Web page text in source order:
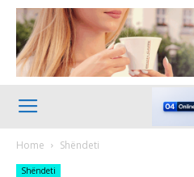
Home Shëndeti
Shëndeti